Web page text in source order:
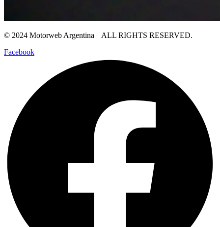
© 2024 Motorweb Argentina | ALL RIGHTS RESERVED.
Facebook